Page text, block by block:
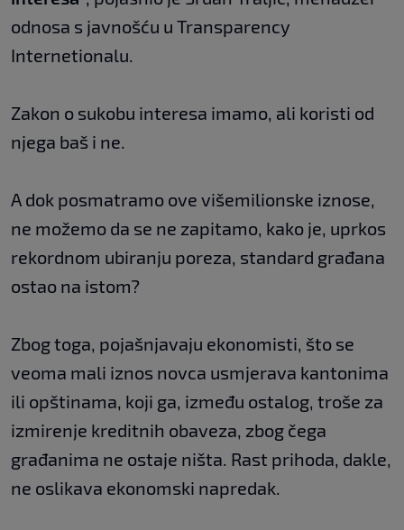
odnosa s javnošću u Transparency
Internetionalu.
Zakon o sukobu interesa imamo, ali koristi od
njega baš i ne.
A dok posmatramo ove višemilionske iznose,
ne možemo da se ne zapitamo, kako je, uprkos
rekordnom ubiranju poreza, standard građana
ostao na istom?
Zbog toga, pojašnjavaju ekonomisti, što se
veoma mali iznos novca usmjerava kantonima
ili opštinama, koji ga, između ostalog, troše za
izmirenje kreditnih obaveza, zbog čega
građanima ne ostaje ništa. Rast prihoda, dakle,
ne oslikava ekonomski napredak.